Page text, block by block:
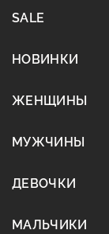
SALE
НОВИНКИ
ЖЕНЩИНЫ
МУЖЧИНЫ
ДЕВОЧКИ
МАЛЬЧИКИ